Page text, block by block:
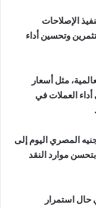
الإصلاحات
وتحسين أداء
مثل أسعار
العملات في
المصري اليوم إلى
موارد النقد
حال استمرار